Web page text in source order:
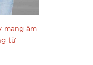
mang âm
từ